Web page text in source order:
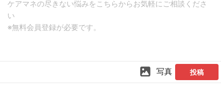
写真 投稿